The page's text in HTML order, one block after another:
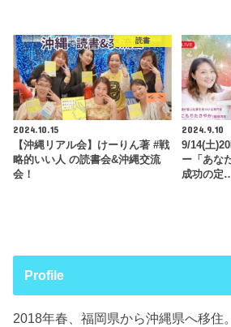
読書
2024.10.15
【沖縄リアル会】けーりん著 #戦
略的いい人 の読書会&沖縄交流
会！
2024.9.10
9/14(土
ー「あな
成功の定
Profile
2018年春、福岡県から沖縄県へ移住。